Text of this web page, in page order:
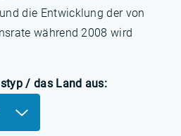
die Entwicklung der von
während 2008 wird
/ das Land aus: